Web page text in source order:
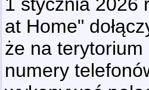
1 stycznia 2026
at Home"
że na
numery